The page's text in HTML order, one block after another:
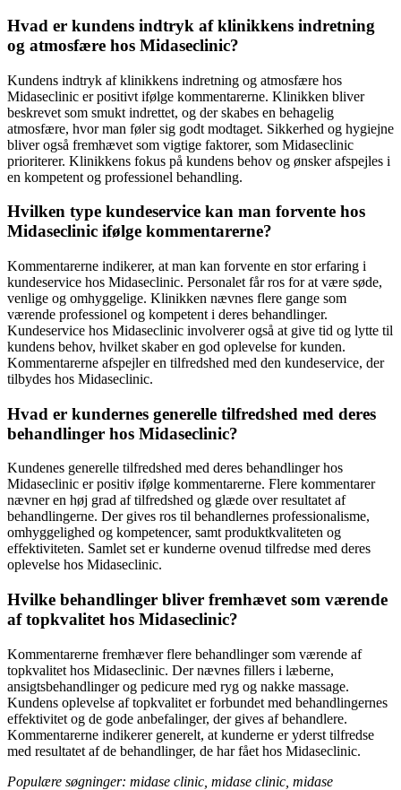
Hvad er kundens indtryk af klinikkens indretning
og atmosfære hos Midaseclinic?
Kundens indtryk af klinikkens indretning og atmosfære hos
Midaseclinic er positivt ifølge kommentarerne. Klinikken bliver
beskrevet som smukt indrettet, og der skabes en behagelig
atmosfære, hvor man føler sig godt modtaget. Sikkerhed og hygiejne
bliver også fremhævet som vigtige faktorer, som Midaseclinic
prioriterer. Klinikkens fokus på kundens behov og ønsker afspejles i
en kompetent og professionel behandling.
Hvilken type kundeservice kan man forvente hos
Midaseclinic ifølge kommentarerne?
Kommentarerne indikerer, at man kan forvente en stor erfaring i
kundeservice hos Midaseclinic. Personalet får ros for at være søde,
venlige og omhyggelige. Klinikken nævnes flere gange som
værende professionel og kompetent i deres behandlinger.
Kundeservice hos Midaseclinic involverer også at give tid og lytte til
kundens behov, hvilket skaber en god oplevelse for kunden.
Kommentarerne afspejler en tilfredshed med den kundeservice, der
tilbydes hos Midaseclinic.
Hvad er kundernes generelle tilfredshed med deres
behandlinger hos Midaseclinic?
Kundenes generelle tilfredshed med deres behandlinger hos
Midaseclinic er positiv ifølge kommentarerne. Flere kommentarer
nævner en høj grad af tilfredshed og glæde over resultatet af
behandlingerne. Der gives ros til behandlernes professionalisme,
omhyggelighed og kompetencer, samt produktkvaliteten og
effektiviteten. Samlet set er kunderne ovenud tilfredse med deres
oplevelse hos Midaseclinic.
Hvilke behandlinger bliver fremhævet som værende
af topkvalitet hos Midaseclinic?
Kommentarerne fremhæver flere behandlinger som værende af
topkvalitet hos Midaseclinic. Der nævnes fillers i læberne,
ansigtsbehandlinger og pedicure med ryg og nakke massage.
Kundens oplevelse af topkvalitet er forbundet med behandlingernes
effektivitet og de gode anbefalinger, der gives af behandlere.
Kommentarerne indikerer generelt, at kunderne er yderst tilfredse
med resultatet af de behandlinger, de har fået hos Midaseclinic.
Populære søgninger: midase clinic, midase clinic, midase